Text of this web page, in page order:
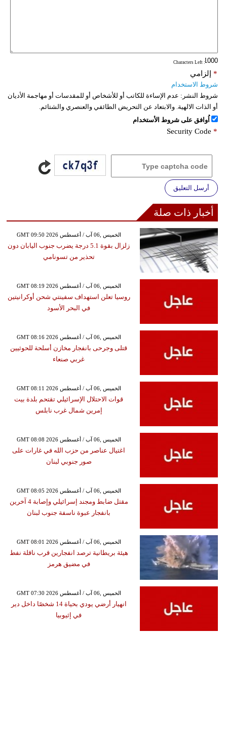
: Characters Left
إلزامي *
شروط الاستخدام
شروط النشر: عدم الإساءة للكاتب أو للأشخاص أو للمقدسات أو مهاجمة الأديان
أو الذات الالهية. والابتعاد عن التحريض الطائفي والعنصري والشتائم.
اُوافق على شروط الأستخدام
Security Code *
أرسل التعليق
أخبار ذات صلة
GMT 09:50 2026 الخميس ,06 آب / أغسطس
زلزال بقوة 5.1 درجة يضرب جنوب اليابان دون
تحذير من تسونامي
GMT 08:19 2026 الخميس ,06 آب / أغسطس
روسيا تعلن استهداف سفينتي شحن أوكرانيتين
في البحر الأسود
GMT 08:16 2026 الخميس ,06 آب / أغسطس
قتلى وجرحى بانفجار مخازن أسلحة للحوثيين
غربي صنعاء
GMT 08:11 2026 الخميس ,06 آب / أغسطس
قوات الاحتلال الإسرائيلي تقتحم بلدة بيت
إمرين شمال غرب نابلس
GMT 08:08 2026 الخميس ,06 آب / أغسطس
اغتيال عناصر من حزب الله في غارات على
صور جنوبي لبنان
GMT 08:05 2026 الخميس ,06 آب / أغسطس
مقتل ضابط ومجند إسرائيلي وإصابة 4 آخرين
بانفجار عبوة ناسفة جنوب لبنان
GMT 08:01 2026 الخميس ,06 آب / أغسطس
هيئة بريطانية ترصد انفجارين قرب ناقلة نفط
في مضيق هرمز
GMT 07:30 2026 الخميس ,06 آب / أغسطس
انهيار أرضي يودي بحياة 14 شخصًا داخل دير
في إثيوبيا